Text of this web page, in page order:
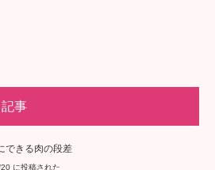
に投稿された